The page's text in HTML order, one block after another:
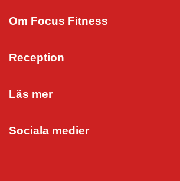
Om Focus Fitness
Reception
Läs mer
Sociala medier